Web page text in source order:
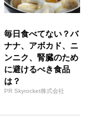
毎日食べてない？バ
ナナ、アボカド、ニ
ンニク、腎臓のため
に避けるべき食品
は？
PR Skyrocket株式会社